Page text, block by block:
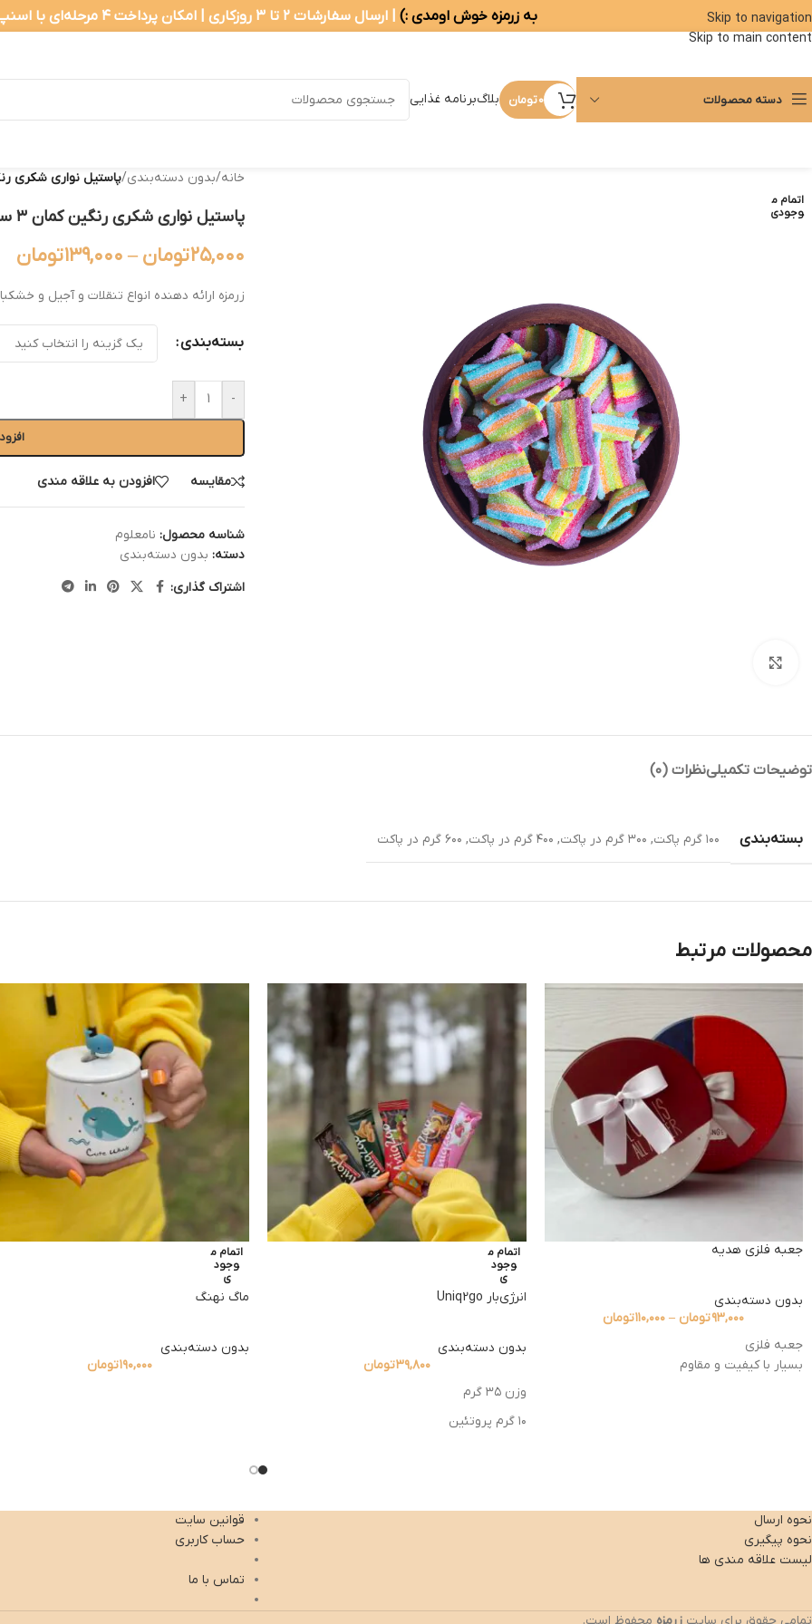
Skip to navigation
Skip to main content
به زرمزه خوش اومدی :) | ارسال سفارشات ۲ تا ۳ روزکاری | امکان پرداخت ۴ مرحله‌ای با اسنپ‌پی
دسته محصولات 0تومان بلاگبرنامه غذایی
اتمام م
وجودی
خانه/بدون دسته‌بندی/پاستیل نواری شکری رنگین
پاستیل نواری شکری رنگین کمان ۳ سانتی
۲۵,۰۰۰تومان – ۱۳۹,۰۰۰تومان
زرمزه ارائه دهنده انواع تنقلات و آجیل و
بسته‌بندی
-
+
مقایسه افزودن به علاقه مندی
شناسه محصول: نامعلوم
دسته: بدون دسته‌بندی
اشتراک گذاری:
توضیحات تکمیلینظرات (۰)
بسته‌بندی ۱۰۰ گرم پاکت , ۳۰۰ گرم در پاکت , ۴۰۰ گرم در پاکت , ۶۰۰ گرم در پاکت
محصولات مرتبط
جعبه فلزی هدیه
بدون دسته‌بندی
۹۳,۰۰۰تومان – ۱۱۰,۰۰۰تومان
جعبه فلزی
بسیار با کیفیت و مقاوم
اتمام م
وجود
ی
انرژی‌بار Uniq2go
بدون دسته‌بندی
۳۹,۸۰۰تومان
وزن ۳۵ گرم
۱۰ گرم پروتئین
اتمام م
وجود
ی
ماگ نهنگ
بدون دسته‌بندی
۱۹۰,۰۰۰تومان
نحوه ارسال
نحوه پیگیری
لیست علاقه مندی ها
قوانین سایت
حساب کاربری
تماس با ما